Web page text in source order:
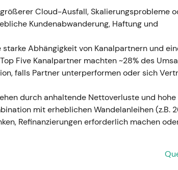
% ggü. Vorjahr), Umsatz und EPS über den
jedoch hinter den Erwartungen zurück;
. - Narrativ: Investoren gewichteten Billings
stark; ein Rückstand bei den Billings weckte
der aktuellen Umsatzstärke. - Technisch:
Trendführerschaft in Frage gestellt
aber konservativer GJ27-Ausblick →
Quartal (Ende 30. April) — Umsatz und
— doch der konservative GJ27/ARR-
mit einer „vorsichtigen" Haltung inmitten von
sorgten für Unruhe; die
Cloud-Ausfall, Skalierungsprobleme
Kundenabwanderung, Haftung und
Abhängigkeit von Kanal­partnern und
Five Kanal­partner machten ~28% des
falls Partner unterperformen oder sich
durch anhaltende Nettoverluste und hohe
mit erheblichen Wandelanleihen (z.B.
Refinanzierungen erforderlich machen